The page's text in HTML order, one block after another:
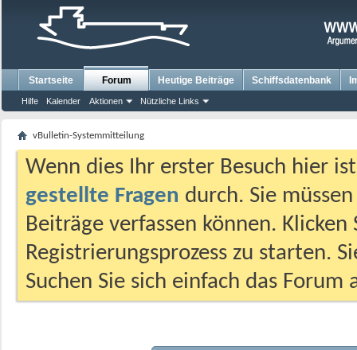
Startseite Forum
Hilfe Kalender Aktionen Nützliche Links
Heutige Beiträge Schiffsdatenbank
vBulletin-Systemmitteilung
Wenn dies Ihr erster Besuch hier
gestellte Fragen durch. Sie
Beiträge verfassen können.
Registrierungsprozess zu starten.
Suchen Sie sich einfach das